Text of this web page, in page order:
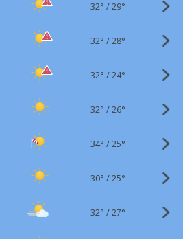
32° /29°
32° /28°
32° /24°
32° /26°
34° /25°
30° /25°
32° /27°